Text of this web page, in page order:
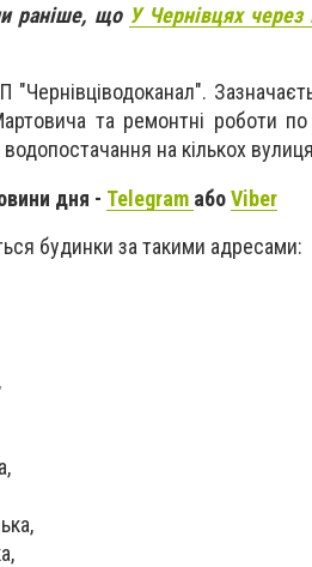
раніше, що У Чернівцях
та ремонтні роботи
на кількох
дня - Telegram абоViber
будинки за такими адресами: